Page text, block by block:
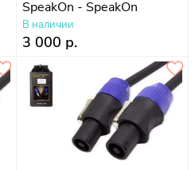
SpeakOn - SpeakOn
В наличии
3 000 р.